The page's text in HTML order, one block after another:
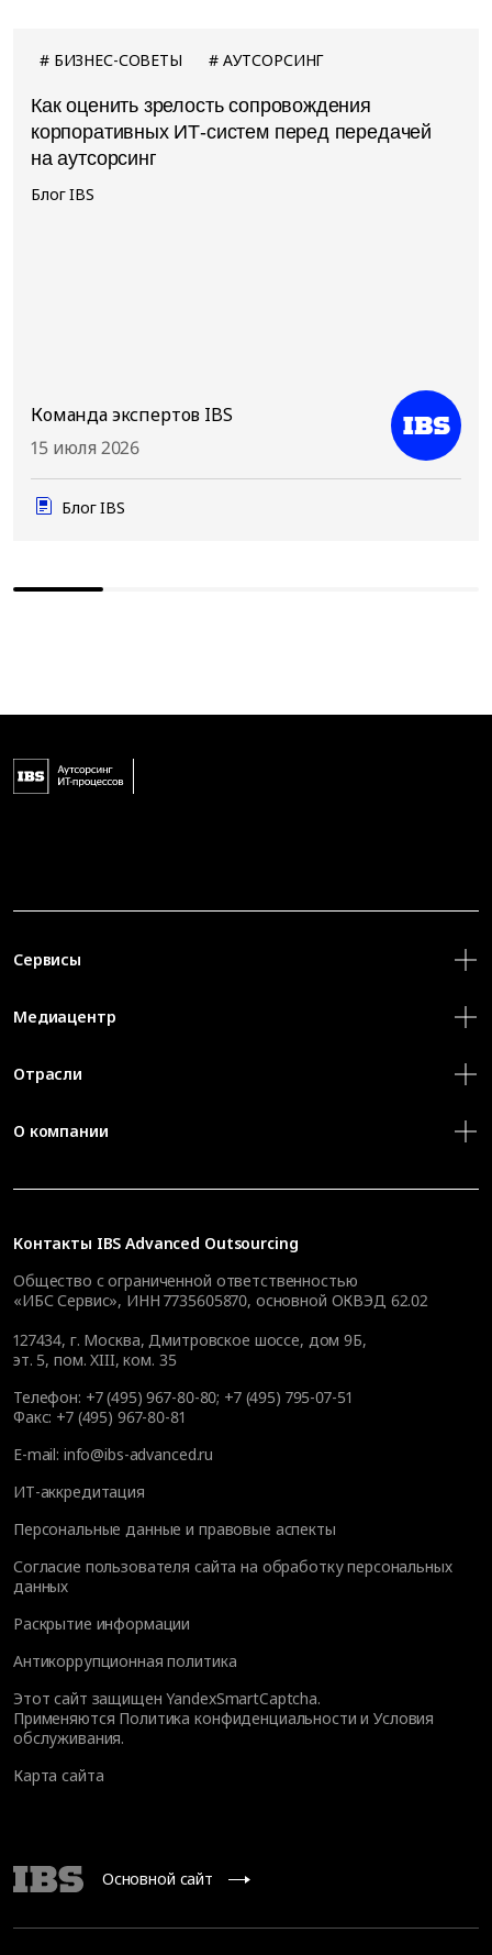
БИЗНЕС-СОВЕТЫ АУТСОРСИНГ
Как оценить зрелость сопровождения
корпоративных ИТ-систем перед передачей
на аутсорсинг
Блог IBS
Команда экспертов IBS
15 июля 2026
Блог IBS
Контакты IBS Advanced Outsourcing
Общество с ограниченной ответственностью
«ИБС Сервис», ИНН 7735605870, основной ОКВЭД 62.02
127434, г. Москва, Дмитровское шоссе, дом 9Б,
эт. 5, пом. XIII, ком. 35
Телефон: +7 (495) 967-80-80; +7 (495) 795-07-51
Факс: +7 (495) 967-80-81
E-mail: info@ibs-advanced.ru
ИТ-аккредитация
Персональные данные и правовые аспекты
Согласие пользователя сайта на обработку персональных
данных
Раскрытие информации
Антикоррупционная политика
Этот сайт защищен YandexSmartCaptcha.
Применяются Политика конфиденциальности иУсловия
обслуживания.
Карта сайта
Сервисы
Медиацентр
Отрасли
О компании
Основной сайт